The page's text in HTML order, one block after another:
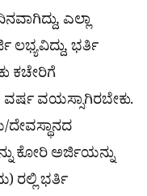
ಎಲ್ಲಾ
ಲಭ್ಯವಿದ್ದು, ಭರ್ತಿ
ಕಚೇರಿಗೆ
ವಯಸ್ಸಾಗಿರಬೇಕು.
ಕೋರಿ ಅರ್ಜಿಯನ್ನು
ರಲ್ಲಿ ಭರ್ತಿ